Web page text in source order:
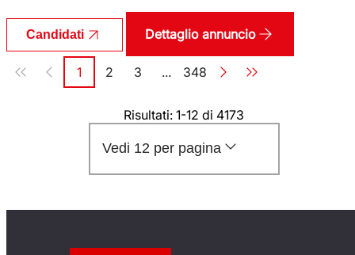
Candidati Dettaglio annuncio
Paginazione
Pagina
1 Pagina
2 Pagina
3 ... Pagina
348
Risultati: 1-12 di 4173
Vedi 12 per pagina